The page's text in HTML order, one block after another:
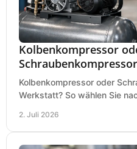
Kolbenkompressor
Kolbenkompressor oder
Werkstatt? So wählen Sie
2. Juli 2026